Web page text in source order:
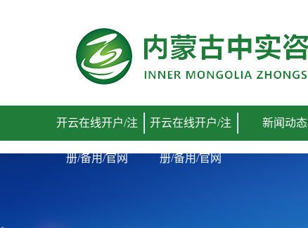
开云在线开户/注
册/备用/官网
开云在线开户/注
册/备用/官网
新闻动态